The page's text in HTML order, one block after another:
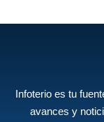
Infoterio es tu
avances y